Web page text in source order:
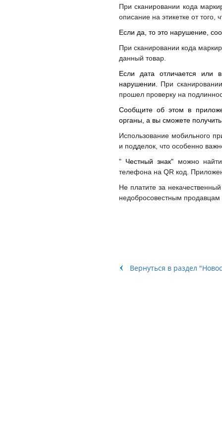
При сканировании кода
описание на этикетке от того,
Если да, то это нарушение,
При сканировании кода
данный товар.
Если дата отличается или
нарушении. При
прошел проверку на
Сообщите об этом в
органы, а вы сможете
Использование мобильного
и подделок, что особенно
" Честный знак" можно
телефона на QR код.
Не платите за
недобросовестным продавцам
Вернуться в раздел